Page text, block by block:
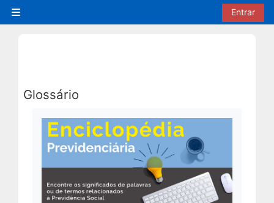
Painel lateral
Entrar
Glossário